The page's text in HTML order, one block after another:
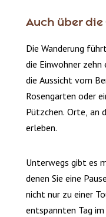
Auch über die
Die Wanderung
die Einwohner zehn
die Aussicht vom
Rosengarten oder
Pützchen. Orte, an
erleben.
Unterwegs gibt es
denen Sie eine
nicht nur zu einer
entspannten Tag